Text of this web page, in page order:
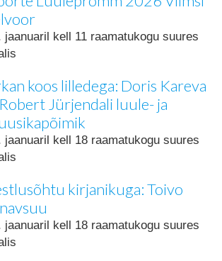
jaanuaril kell 11 raamatukogu suures
koos lilledega: Doris Kareva
Jürjendali luule- ja
jaanuaril kell 18 raamatukogu suures
kirjanikuga: Toivo
jaanuaril kell 18 raamatukogu suures